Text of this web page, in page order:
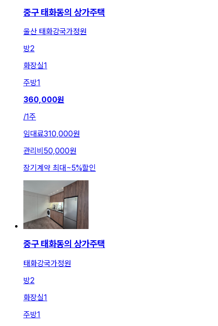
중구 태화동의 상가주택
울산 태화강국가정원
방2
화장실1
주방1
360,000원
/1주
임대료310,000원
관리비 50,000원
장기계약 최대 ~5%할인
중구 태화동의 상가주택
태화강국가정원
방2
화장실1
주방1